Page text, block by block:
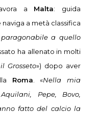
a Malta: guida
a metà classifica
a quello
ha allenato in molti
Grosseto») dopo aver
Roma . «Nella mia
Pepe, Bovo,
fatto del calcio la